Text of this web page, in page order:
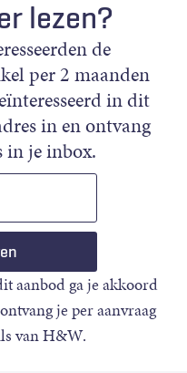
lezen?
de
per 2 maanden
in dit
in en ontvang
in je inbox.
aanbod ga je akkoord
je per aanvraag
van H&W.